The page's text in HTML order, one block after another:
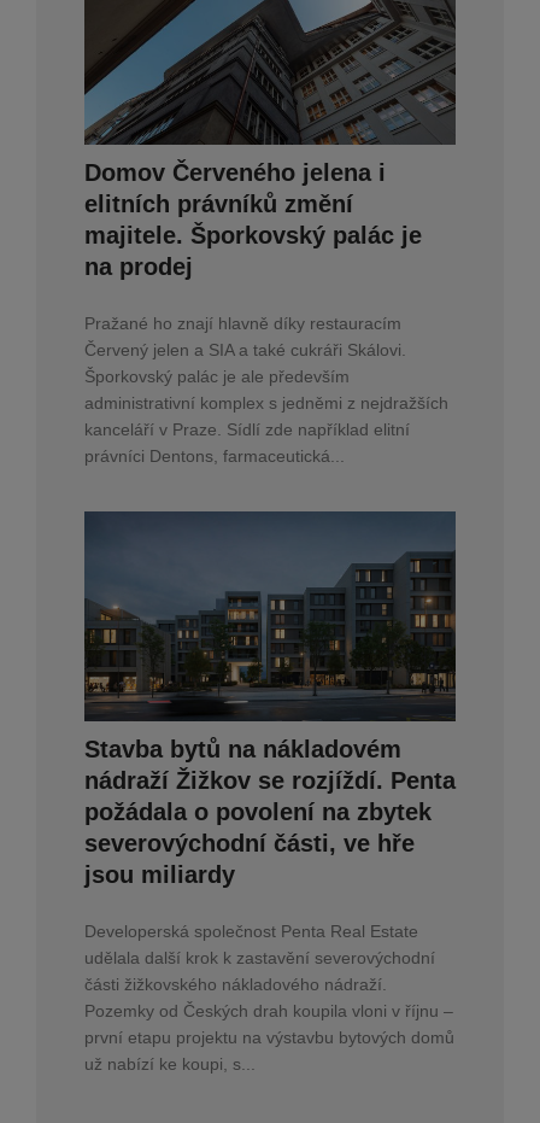
Domov Červeného jelena i
elitních právníků změní
majitele. Šporkovský palác je
na prodej
Pražané ho znají hlavně díky restauracím
Červený jelen a SIA a také cukráři Skálovi.
Šporkovský palác je ale především
administrativní komplex s jedněmi z nejdražších
kanceláří v Praze. Sídlí zde například elitní
právníci Dentons, farmaceutická...
Stavba bytů na nákladovém
nádraží Žižkov se rozjíždí. Penta
požádala o povolení na zbytek
severovýchodní části, ve hře
jsou miliardy
Developerská společnost Penta Real Estate
udělala další krok k zastavění severovýchodní
části žižkovského nákladového nádraží.
Pozemky od Českých drah koupila vloni v říjnu –
první etapu projektu na výstavbu bytových domů
už nabízí ke koupi, s...